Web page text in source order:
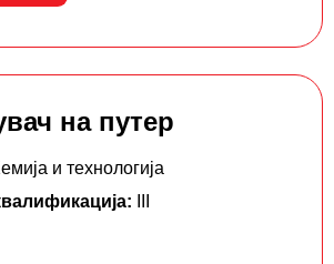
на путер
и технологија